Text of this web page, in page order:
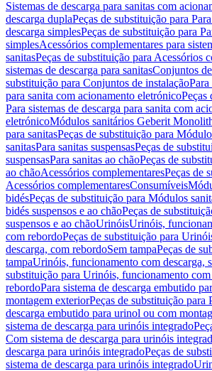
Sistemas de descarga para sanitas com
descarga duplaPeças de substituição para
descarga simplesPeças de substituição para
simplesAcessórios complementares para
sanitasPeças de substituição para Acessórios
sistemas de descarga para sanitasConjuntos
substituição para Conjuntos de instalaçãoPara
para sanita com acionamento eletrónicoPeças
Para sistemas de descarga para sanita com
eletrónicoMódulos sanitários Geberit
para sanitasPeças de substituição para
sanitasPara sanitas suspensasPeças de
suspensasPara sanitas ao chãoPeças de
ao chãoAcessórios complementaresPeças de
Acessórios complementaresConsumíveis
bidésPeças de substituição para Módulos
bidés suspensos e ao chãoPeças de
suspensos e ao chãoUrinóisUrinóis,
com rebordoPeças de substituição para
descarga, com rebordoSem tampaPeças de
tampaUrinóis, funcionamento com descarga,
substituição para Urinóis, funcionamento com
rebordoPara sistema de descarga embutido
montagem exteriorPeças de substituição para
descarga embutido para urinol ou com
sistema de descarga para urinóis integrado
Com sistema de descarga para urinóis
descarga para urinóis integradoPeças de
sistema de descarga para urinóis integrado